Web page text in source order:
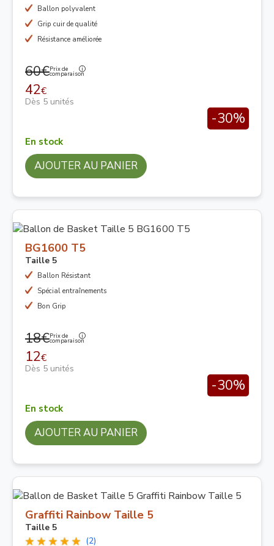
Ballon polyvalent
Grip cuir de qualité
Résistance améliorée
60€Prix de
comparaison
42€
Dès 5 unités
-30%
En stock
AJOUTER AU PANIER
BG1600 T5
Taille 5
Ballon Résistant
Spécial entraînements
Bon Grip
18€Prix de
comparaison
12€
Dès 5 unités
-30%
En stock
AJOUTER AU PANIER
Graffiti Rainbow Taille 5
Taille 5
(2)